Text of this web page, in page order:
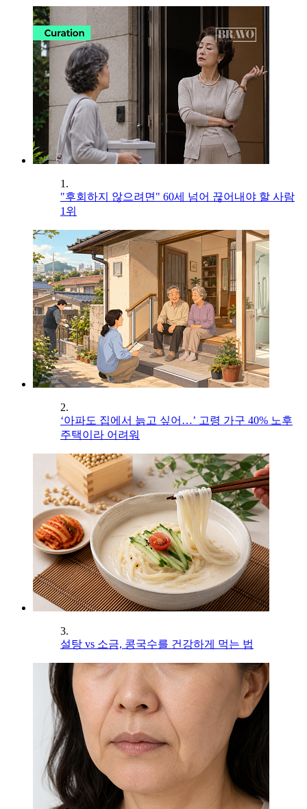
1.
"후회하지 않으려면" 60세 넘어 끊어내야 할 사람
1위
2.
‘아파도 집에서 늙고 싶어…’ 고령 가구 40% 노후
주택이라 어려워
3.
설탕 vs 소금, 콩국수를 건강하게 먹는 법